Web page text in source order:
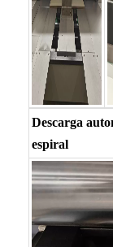
Descarga
espiral